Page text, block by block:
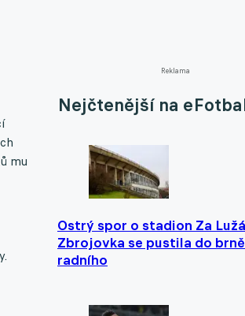
Reklama
Nejčtenější na
Ostrý spor o stadion Za
Zbrojovka se pustila do
radního
mu